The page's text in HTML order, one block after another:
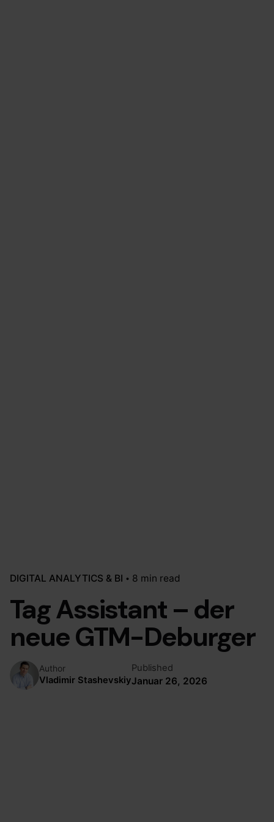
DIGITAL ANALYTICS & BI 8 min read
Tag Assistant – der
neue GTM-Deburger
Author
Vladimir Stashevskiy
Published
Januar 26, 2026